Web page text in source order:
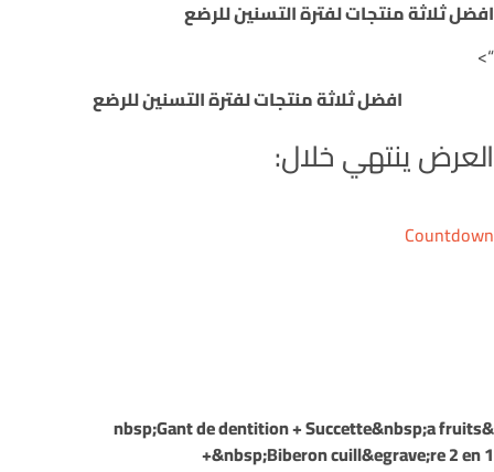
افضل ثلاثة منتجات لفترة التسنين للرضع
“>
افضل ثلاثة منتجات لفترة التسنين للرضع
العرض ينتهي خلال:
Countdown
&nbsp;Gant de dentition + Succette
&nbsp;a fruits
+&nbsp;Biberon cuill&egrave;re 2 en 1